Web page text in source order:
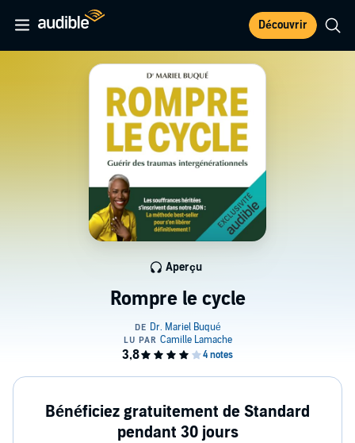
Découvrir
Rompre le cycle
Aperçu
Bénéficiez gratuitement de Standard
pendant 30 jours